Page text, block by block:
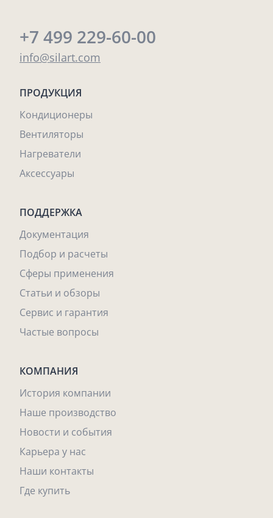
+7 499 229-60-00
info@silart.com
ПРОДУКЦИЯ
Кондиционеры
Вентиляторы
Нагреватели
Аксессуары
ПОДДЕРЖКА
Документация
Подбор и расчеты
Сферы применения
Статьи и обзоры
Сервис и гарантия
Частые вопросы
КОМПАНИЯ
История компании
Наше производство
Новости и события
Карьера у нас
Наши контакты
Где купить